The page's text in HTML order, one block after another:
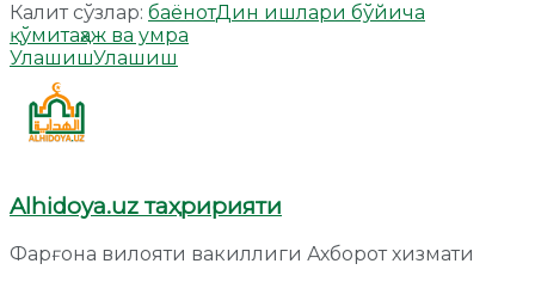
Калит сўзлар: баёнотДин ишлари бўйича
қўмитаҳаж ва умра
УлашишУлашиш
Alhidoya.uz таҳририяти
Фарғона вилояти вакиллиги Ахборот хизмати